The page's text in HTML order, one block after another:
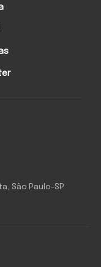
São Paulo-SP